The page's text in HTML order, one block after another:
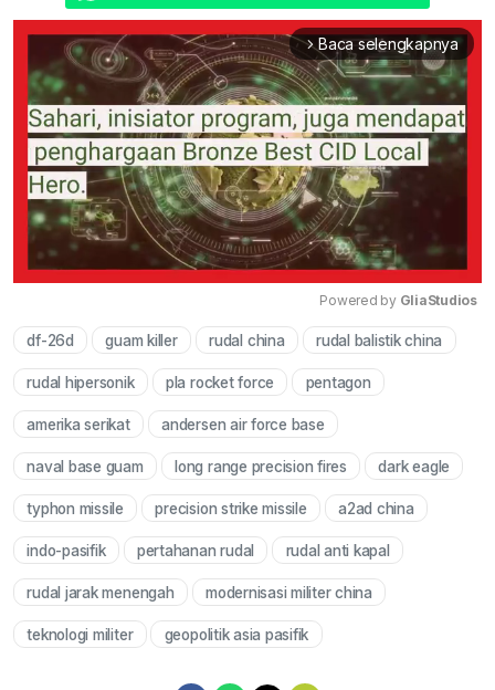
arrow_forward_ios Baca selengkapnya
Mute
Powered by GliaStudios
df-26d guam killer rudal china rudal balistik china
rudal hipersonik pla rocket force pentagon
amerika serikat andersen air force base
naval base guam long range precision fires dark eagle
typhon missile precision strike missile a2ad china
indo-pasifik pertahanan rudal rudal anti kapal
rudal jarak menengah modernisasi militer china
teknologi militer geopolitik asia pasifik